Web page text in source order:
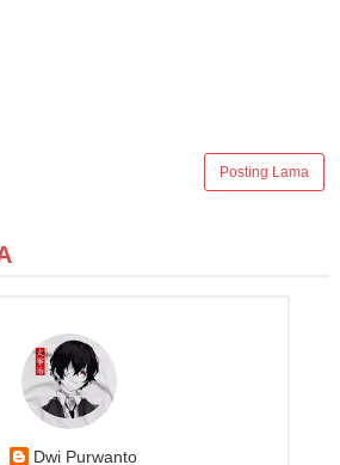
Posting Lama
Dwi Purwanto